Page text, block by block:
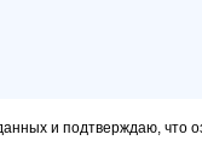
и подтверждаю, что